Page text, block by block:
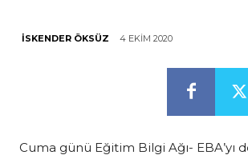
İSKENDER ÖKSÜZ 4 EKIM 2020
Cuma günü Eğitim Bilgi Ağı- EBA’yı